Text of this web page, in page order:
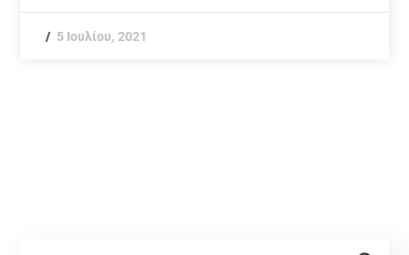
5 Ιουλίου, 2021